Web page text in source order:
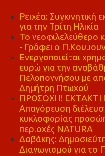
Ρειχέα: Συγκινητική
για την Τρίτη Ηλικία
Το νεοφιλελεύθερο
- Γράφει ο
Ενεργοποιείται
ευρώ για την
Πελοποννήσου με
Δημήτρη Πτωχού
ΠΡΟΣΟΧΗ!
Απαγόρευση
κυκλοφορίας
περιοχές NATURA
Δαβάκης:
Διαγωνισμού για το